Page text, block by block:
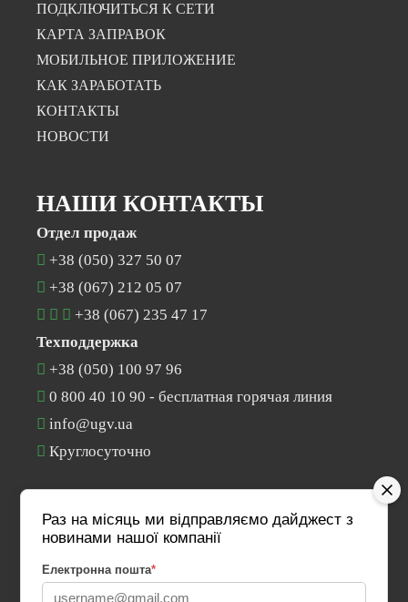
ПОДКЛЮЧИТЬСЯ К СЕТИ
КАРТА ЗАПРАВОК
МОБИЛЬНОЕ ПРИЛОЖЕНИЕ
КАК ЗАРАБОТАТЬ
КОНТАКТЫ
НОВОСТИ
НАШИ КОНТАКТЫ
Отдел продаж
+38 (050) 327 50 07
+38 (067) 212 05 07
+38 (067) 235 47 17
Техподдержка
+38 (050) 100 97 96
0 800 40 10 90 - бесплатная горячая линия
info@ugv.ua
Круглосуточно
ЕСТЬ ВОПРОС?
Раз на місяць ми відправляємо дайджест з
новинами нашої компанії
Електронна пошта*